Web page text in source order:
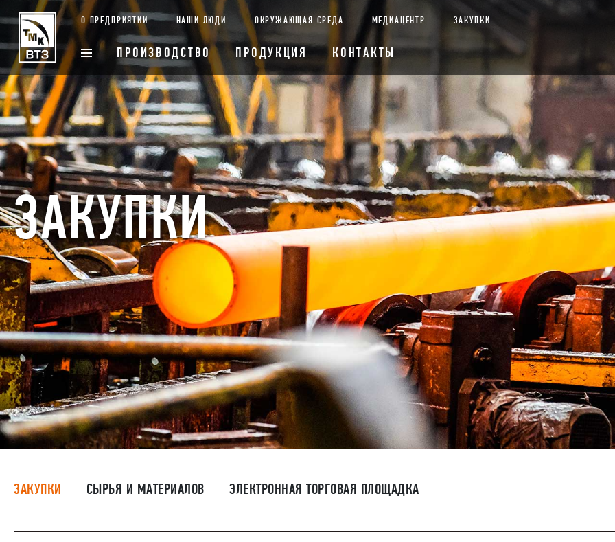
О ПРЕДПРИЯТИИ НАШИ ЛЮДИ ОКРУЖАЮЩАЯ СРЕДА МЕДИАЦЕНТР ЗАКУПКИ
ПРОИЗВОДСТВО ПРОДУКЦИЯ КОНТАКТЫ
ЗАКУПКИ
ЗАКУПКИ СЫРЬЯ И МАТЕРИАЛОВ ЭЛЕКТРОННАЯ ТОРГОВАЯ ПЛОЩАДКА